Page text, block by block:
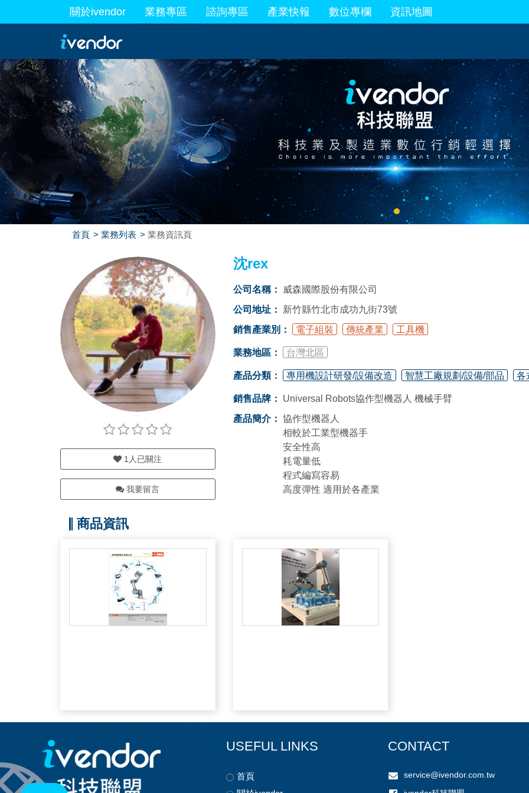
關於ivendor 業務專區
最新業務 諮詢專區 產業快報 數位專欄 資訊地圖
首頁 業務列表 業務資訊頁
1 人已關注
我要留言
沈rex
公司名稱：
威森國際股份有限公司
公司地址：
新竹縣竹北市成功九街73號
銷售產業別：
電子組裝 傳統產業 工具機
業務地區： 台灣北區
產品分類： 專用機設計研發/設備改造 智慧工廠規劃/設備/部品 各
銷售品牌：
Universal Robots協作型機器人 機械手臂
產品簡介： 協作型機器人
相較於工業型機器手
安全性高
耗電量低
程式編寫容易
高度彈性 適用於各產業
商品資訊
USEFUL LINKS
首頁
CONTACT
service@ivendor.com.tw